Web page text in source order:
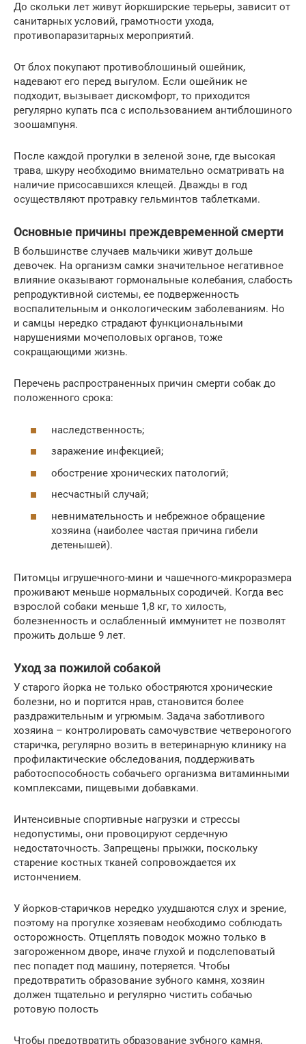
До скольки лет живут йоркширские терьеры, зависит от
санитарных условий, грамотности ухода,
противопаразитарных мероприятий.
От блох покупают противоблошиный ошейник,
надевают его перед выгулом. Если ошейник не
подходит, вызывает дискомфорт, то приходится
регулярно купать пса с использованием антиблошиного
зоошампуня.
После каждой прогулки в зеленой зоне, где высокая
трава, шкуру необходимо внимательно осматривать на
наличие присосавшихся клещей. Дважды в год
осуществляют протравку гельминтов таблетками.
Основные причины преждевременной смерти
В большинстве случаев мальчики живут дольше
девочек. На организм самки значительное негативное
влияние оказывают гормональные колебания, слабость
репродуктивной системы, ее подверженность
воспалительным и онкологическим заболеваниям. Но
и самцы нередко страдают функциональными
нарушениями мочеполовых органов, тоже
сокращающими жизнь.
Перечень распространенных причин смерти собак до
положенного срока:
наследственность;
заражение инфекцией;
обострение хронических патологий;
несчастный случай;
невнимательность и небрежное обращение
хозяина (наиболее частая причина гибели
детенышей).
Питомцы игрушечного-мини и чашечного-микроразмера
проживают меньше нормальных сородичей. Когда вес
взрослой собаки меньше 1,8 кг, то хилость,
болезненность и ослабленный иммунитет не позволят
прожить дольше 9 лет.
Уход за пожилой собакой
У старого йорка не только обостряются хронические
болезни, но и портится нрав, становится более
раздражительным и угрюмым. Задача заботливого
хозяина – контролировать самочувствие четвероногого
старичка, регулярно возить в ветеринарную клинику на
профилактические обследования, поддерживать
работоспособность собачьего организма витаминными
комплексами, пищевыми добавками.
Интенсивные спортивные нагрузки и стрессы
недопустимы, они провоцируют сердечную
недостаточность. Запрещены прыжки, поскольку
старение костных тканей сопровождается их
истончением.
У йорков-старичков нередко ухудшаются слух и зрение,
поэтому на прогулке хозяевам необходимо соблюдать
осторожность. Отцеплять поводок можно только в
загороженном дворе, иначе глухой и подслеповатый
пес попадет под машину, потеряется. Чтобы
предотвратить образование зубного камня, хозяин
должен тщательно и регулярно чистить собачью
ротовую полость
Чтобы предотвратить образование зубного камня,